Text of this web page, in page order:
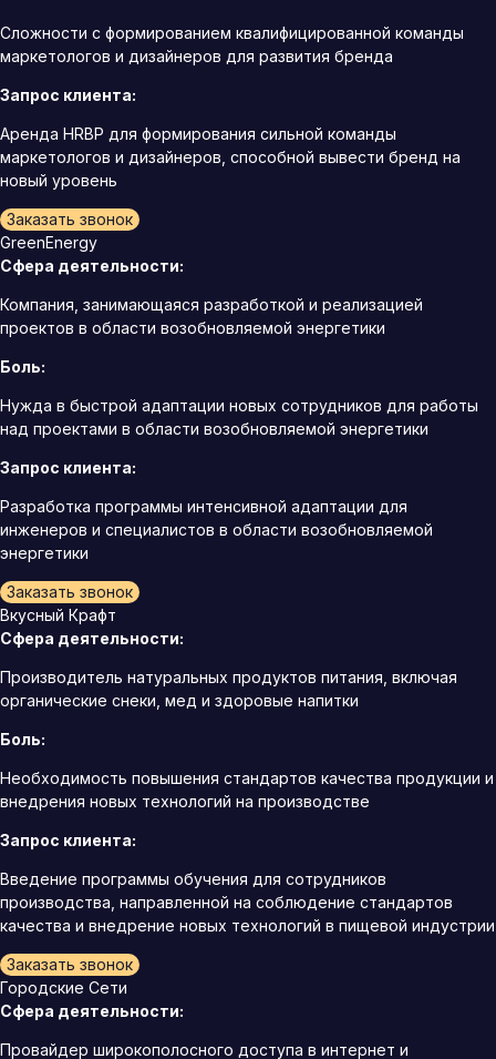
Сложности с формированием квалифицированной команды
маркетологов и дизайнеров для развития бренда
Запрос клиента:
Аренда HRBP для формирования сильной команды
маркетологов и дизайнеров, способной вывести бренд на
новый уровень
Заказать звонок
GreenEnergy
Сфера деятельности:
Компания, занимающаяся разработкой и реализацией
проектов в области возобновляемой энергетики
Боль:
Нужда в быстрой адаптации новых сотрудников для работы
над проектами в области возобновляемой энергетики
Запрос клиента:
Разработка программы интенсивной адаптации для
инженеров и специалистов в области возобновляемой
энергетики
Заказать звонок
Вкусный Крафт
Сфера деятельности:
Производитель натуральных продуктов питания, включая
органические снеки, мед и здоровые напитки
Боль:
Необходимость повышения стандартов качества продукции и
внедрения новых технологий на производстве
Запрос клиента:
Введение программы обучения для сотрудников
производства, направленной на соблюдение стандартов
качества и внедрение новых технологий в пищевой индустрии
Заказать звонок
Городские Сети
Сфера деятельности:
Провайдер широкополосного доступа в интернет и